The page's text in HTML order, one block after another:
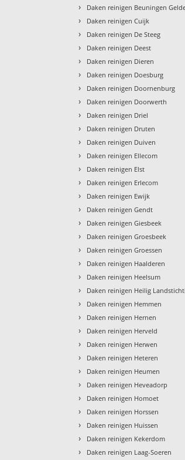
› Daken reinigen Beuningen
› Daken reinigen Cuijk
› Daken reinigen De Steeg
› Daken reinigen Deest
› Daken reinigen Dieren
› Daken reinigen Doesburg
› Daken reinigen Doornenburg
› Daken reinigen Doorwerth
› Daken reinigen Driel
› Daken reinigen Druten
› Daken reinigen Duiven
› Daken reinigen Ellecom
› Daken reinigen Elst
› Daken reinigen Erlecom
› Daken reinigen Ewijk
› Daken reinigen Gendt
› Daken reinigen Giesbeek
› Daken reinigen Groesbeek
› Daken reinigen Groessen
› Daken reinigen Haalderen
› Daken reinigen Heelsum
› Daken reinigen Heilig
› Daken reinigen Hemmen
› Daken reinigen Hernen
› Daken reinigen Herveld
› Daken reinigen Herwen
› Daken reinigen Heteren
› Daken reinigen Heumen
› Daken reinigen Heveadorp
› Daken reinigen Homoet
› Daken reinigen Horssen
› Daken reinigen Huissen
› Daken reinigen Kekerdom
› Daken reinigen Laag-Soeren